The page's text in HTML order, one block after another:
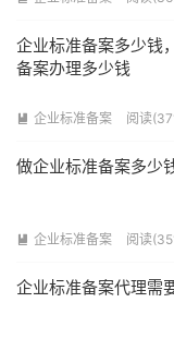
企业标准备案多少钱
备案办理多少钱
 企业标准备案 阅读
做企业标准备案多少
 企业标准备案 阅读
企业标准备案代理需